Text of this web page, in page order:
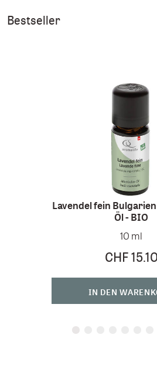
Bestseller
Lavendel fein
Öl - BIO
10 ml
CHF 15.10
IN DEN